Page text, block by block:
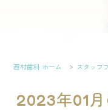
西村歯科 ホーム スタッフ
2023年01